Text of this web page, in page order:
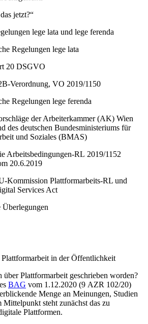
jetzt?“
lege lata und lege ferenda
Regelungen lege lata
20 DSGVO
Verordnung, VO 2019/1150
Regelungen lege ferenda
der Arbeiterkammer (AK) Wien
des deutschen Bundesministeriums für
und Soziales (BMAS)
Arbeitsbedingungen-RL 2019/1152
20.6.2019
Kommission Plattformarbeits-RL und
Services Act
Überlegungen
in der Öffentlichkeit
über Plattformarbeit geschrieben worden?
BAG vom 1.12.2020 (9 AZR 102/20)
Menge an Meinungen, Studien
Mittelpunkt steht zunächst das zu
Plattformen.